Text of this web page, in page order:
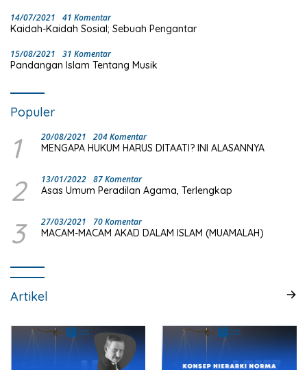
14/07/2021 41 Komentar
Kaidah-Kaidah Sosial; Sebuah Pengantar
15/08/2021 31 Komentar
Pandangan Islam Tentang Musik
Populer
1 20/08/2021 204 Komentar
MENGAPA HUKUM HARUS DITAATI? INI ALASANNYA
2 13/01/2022 87 Komentar
Asas Umum Peradilan Agama, Terlengkap
3 27/03/2021 70 Komentar
MACAM-MACAM AKAD DALAM ISLAM (MUAMALAH)
Artikel